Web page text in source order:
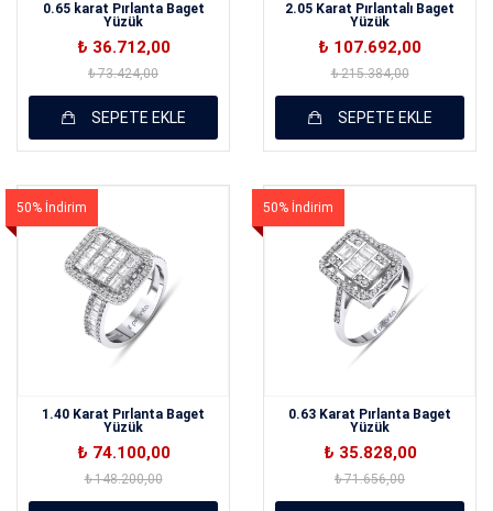
0.65 karat Pırlanta Baget
Yüzük
₺ 36.712,00
₺ 73.424,00
SEPETE EKLE
2.05 Karat Pırlantalı Baget
Yüzük
₺ 107.692,00
₺ 215.384,00
SEPETE EKLE
50% İndirim
1.40 Karat Pırlanta Baget
Yüzük
₺ 74.100,00
₺ 148.200,00
50% İndirim
0.63 Karat Pırlanta Baget
Yüzük
₺ 35.828,00
₺ 71.656,00